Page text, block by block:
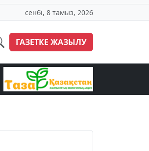
сенбі, 8 тамыз, 2026
ГАЗЕТКЕ ЖАЗЫЛУ